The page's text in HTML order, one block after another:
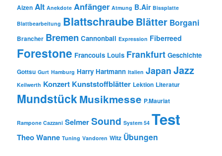
Aizen Alt Anekdote Anfänger Atmung B.Air Bissplatte
Blattbearbeitung BlattschraubeBlätter Borgani
Brancher Bremen Cannonball Expression Fiberreed
Forestone Francouis Louis Frankfurt Geschichte
Gottsu Gurt Hamburg Harry Hartmann Italien Japan Jazz
Keilwerth Konzert Kunststoffblätter Lektion Literatur
MundstückMusikmesse P.Mauriat
Rampone Cazzani SelmerSound System 54 Test
Theo Wanne Tuning Vandoren Witz Übungen